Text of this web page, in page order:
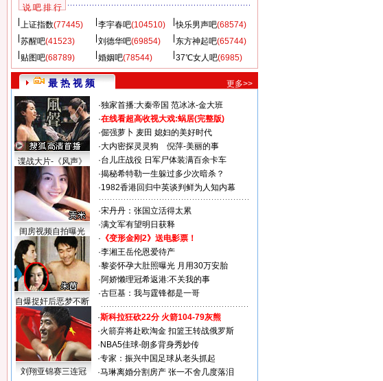
说 吧 排 行
上证指数(77445) 李宇春吧(104510) 快乐男声吧(68574)
苏醒吧(41523) 刘德华吧(69854) 东方神起吧(65744)
贴图吧(68789) 婚姻吧(78544) 37℃女人吧(6985)
最 热 视 频 更多>>
谍战大片-《风声》
闺房视频自拍曝光
自爆捉奸后恶梦不断
·独家首播:大秦帝国 范冰冰-金大班
·在线看超高收视大戏:蜗居(完整版)
·倔强萝卜 麦田 媳妇的美好时代
·大内密探灵灵狗
倪萍-美丽的事
·台儿庄战役 日军尸体装满百余卡车
·揭秘希特勒一生躲过多少次暗杀？
·1982香港回归中英谈判鲜为人知内幕
·宋丹丹：张国立活得太累
·满文军有望明日获释
· 《变形金刚2》送电影票！
·李湘王岳伦恩爱待产
·黎姿怀孕大肚照曝光 月用30万安胎
·阿娇懒理冠希返港:不关我的事
·古巨基：我与霆锋都是一哥
刘翔亚锦赛三连冠
·斯科拉狂砍22分 火箭104-79灰熊
·火箭弃将赴欧淘金 扣篮王转战俄罗斯
· NBA5佳球-朗多背身秀妙传
·专家：振兴中国足球从老头抓起
·马琳离婚分割房产 张一不舍几度落泪